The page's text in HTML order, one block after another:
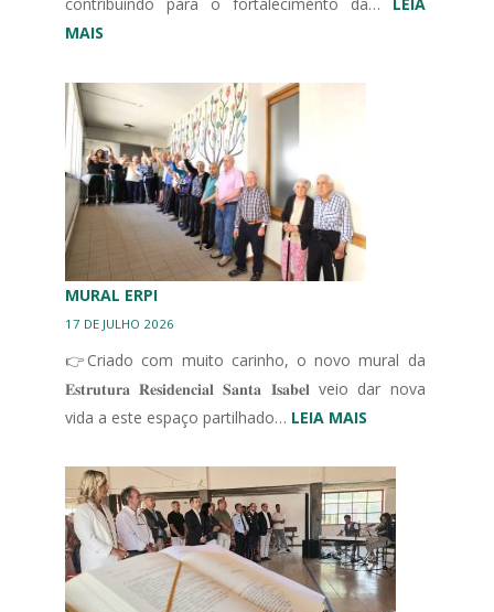
MAIS:
CONGRESSO
IBÉRICO
EM
UNIDADES
DE
CUIDADOS
CONTINUADOS
INTEGRADOS
MURAL ERPI
17 DE JULHO 2026
👉Criado com muito carinho, o novo mural da
𝐄𝐬𝐭𝐫𝐮𝐭𝐮𝐫𝐚 𝐑𝐞𝐬𝐢𝐝𝐞𝐧𝐜𝐢𝐚𝐥 𝐒𝐚𝐧𝐭𝐚 𝐈𝐬𝐚𝐛𝐞𝐥 veio dar nova
vida a este espaço partilhado… LEIA MAIS:
ERPI